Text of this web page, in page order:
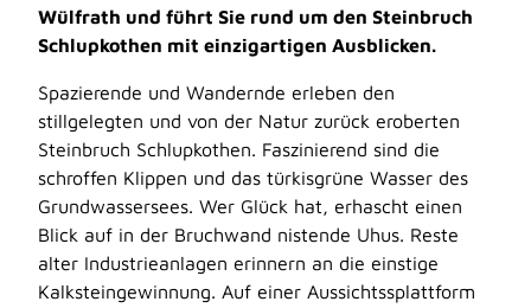
Wülfrath und führt Sie rund um den Steinbruch
Schlupkothen mit einzigartigen Ausblicken.
Spazierende und Wandernde erleben den
stillgelegten und von der Natur zurück eroberten
Steinbruch Schlupkothen. Faszinierend sind die
schroffen Klippen und das türkisgrüne Wasser des
Grundwassersees. Wer Glück hat, erhascht einen
Blick auf in der Bruchwand nistende Uhus. Reste
alter Industrieanlagen erinnern an die einstige
Kalksteingewinnung. Auf einer Aussichtssplattform